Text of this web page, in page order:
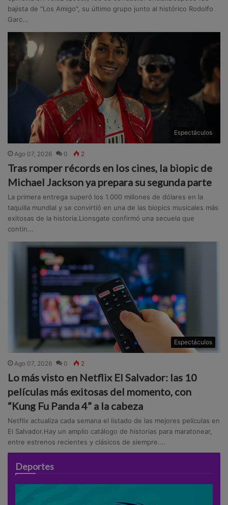
bajista de "Los Amigo", su último grupo junto al histórico Rodolfo
Garc...
Espectáculos
Ago 07, 2026 0 2
Tras romper récords en los cines, la biopic de
Michael Jackson ya prepara su segunda parte
La primera entrega superó los 1.000 millones de dólares en la
taquilla mundial y se convirtió en una de las biopics musicales más
exitosas de la historia.Lionsgate confirmó una secuela que
contin...
Espectáculos
Ago 07, 2026 0 2
Lo más visto en Netflix El Salvador: las 10
películas más exitosas del momento, con
“Kung Fu Panda 4” a la cabeza
Netflix actualiza cada semana el listado de las mejores películas en
El Salvador.Hay un amplio catálogo de historias para maratonear,
entre estrenos recientes y clásicos de siempre....
Deportes